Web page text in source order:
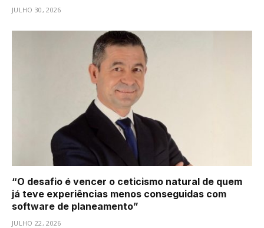
JULHO 30, 2026
“O desafio é vencer o ceticismo natural de quem
já teve experiências menos conseguidas com
software de planeamento”
JULHO 22, 2026